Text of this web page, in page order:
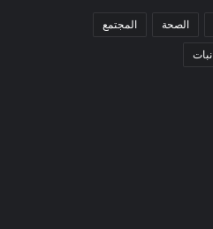
الصحة المجتمع
نبات